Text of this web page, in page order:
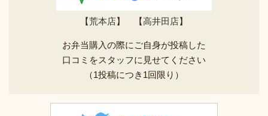
【荒本店】 【高井田店】
お弁当購入の際にご自身が投稿した
口コミをスタッフに見せてください
（1投稿につき1回限り）